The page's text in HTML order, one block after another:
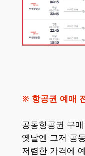
※ 항공권 예매
공동항공권 구
옛날엔 그저 공
저렴한 가격에